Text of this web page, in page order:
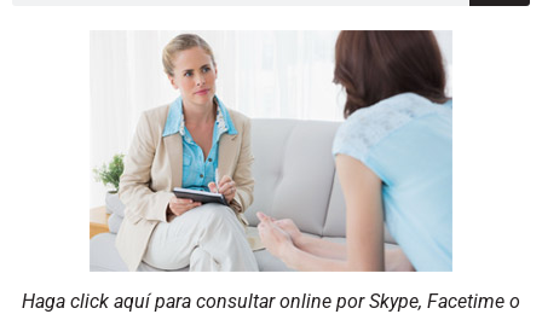
Haga click aquí para consultar online por Skype, Facetime o